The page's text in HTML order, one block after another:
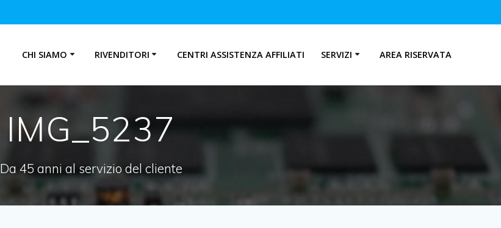
CHI SIAMO RIVENDITORI CENTRI ASSISTENZA AFFILIATI SERVIZI AREA RISERVATA
IMG_5237
Da 45 anni al servizio del cliente